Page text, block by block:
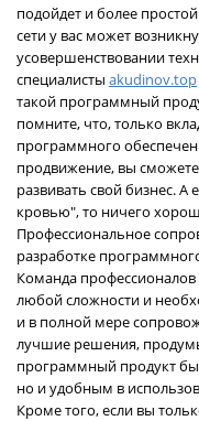
подойдет и более
сети у вас может
усовершенствовании
специалисты akudinov.top
такой программный
помните, что, только
программного
продвижение, вы
развивать свой бизнес. А
кровью", то ничего
Профессиональное
разработке
Команда
любой сложности и
и в полной мере
лучшие решения,
программный продукт
но и удобным в
Кроме того, если вы